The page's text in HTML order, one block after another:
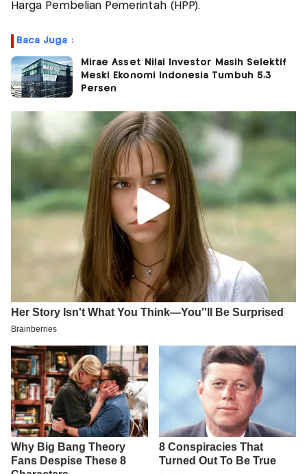
Harga Pembelian Pemerintah (HPP).
Baca Juga :
Mirae Asset Nilai Investor Masih Selektif
Meski Ekonomi Indonesia Tumbuh 5,3
Persen